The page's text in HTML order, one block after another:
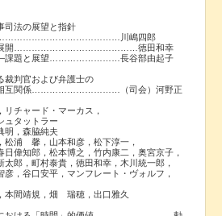
司法の展望と指針
針……………………………………川嶋四郎
な展開……………………………………徳田和幸
課題と展望……………………長谷部由起子
判官および弁護士の
互関係…………………………（司会）河野正
ャード・マーカス，
ットラー
，森脇純夫
浦 馨，山本和彦，松下淳一，
郎，松本博之，竹内康二，奥宮京子，
町村泰貴，徳田和幸，木川統一郎，
口安平，マンフレート・ヴォルフ，
靖規，畑 瑞穂，出口雅久